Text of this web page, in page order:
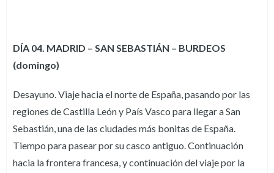
DÍA 04. MADRID – SAN SEBASTIÁN – BURDEOS
(domingo)
Desayuno. Viaje hacia el norte de España, pasando por las
regiones de Castilla León y País Vasco para llegar a San
Sebastián, una de las ciudades más bonitas de España.
Tiempo para pasear por su casco antiguo. Continuación
hacia la frontera francesa, y continuación del viaje por la